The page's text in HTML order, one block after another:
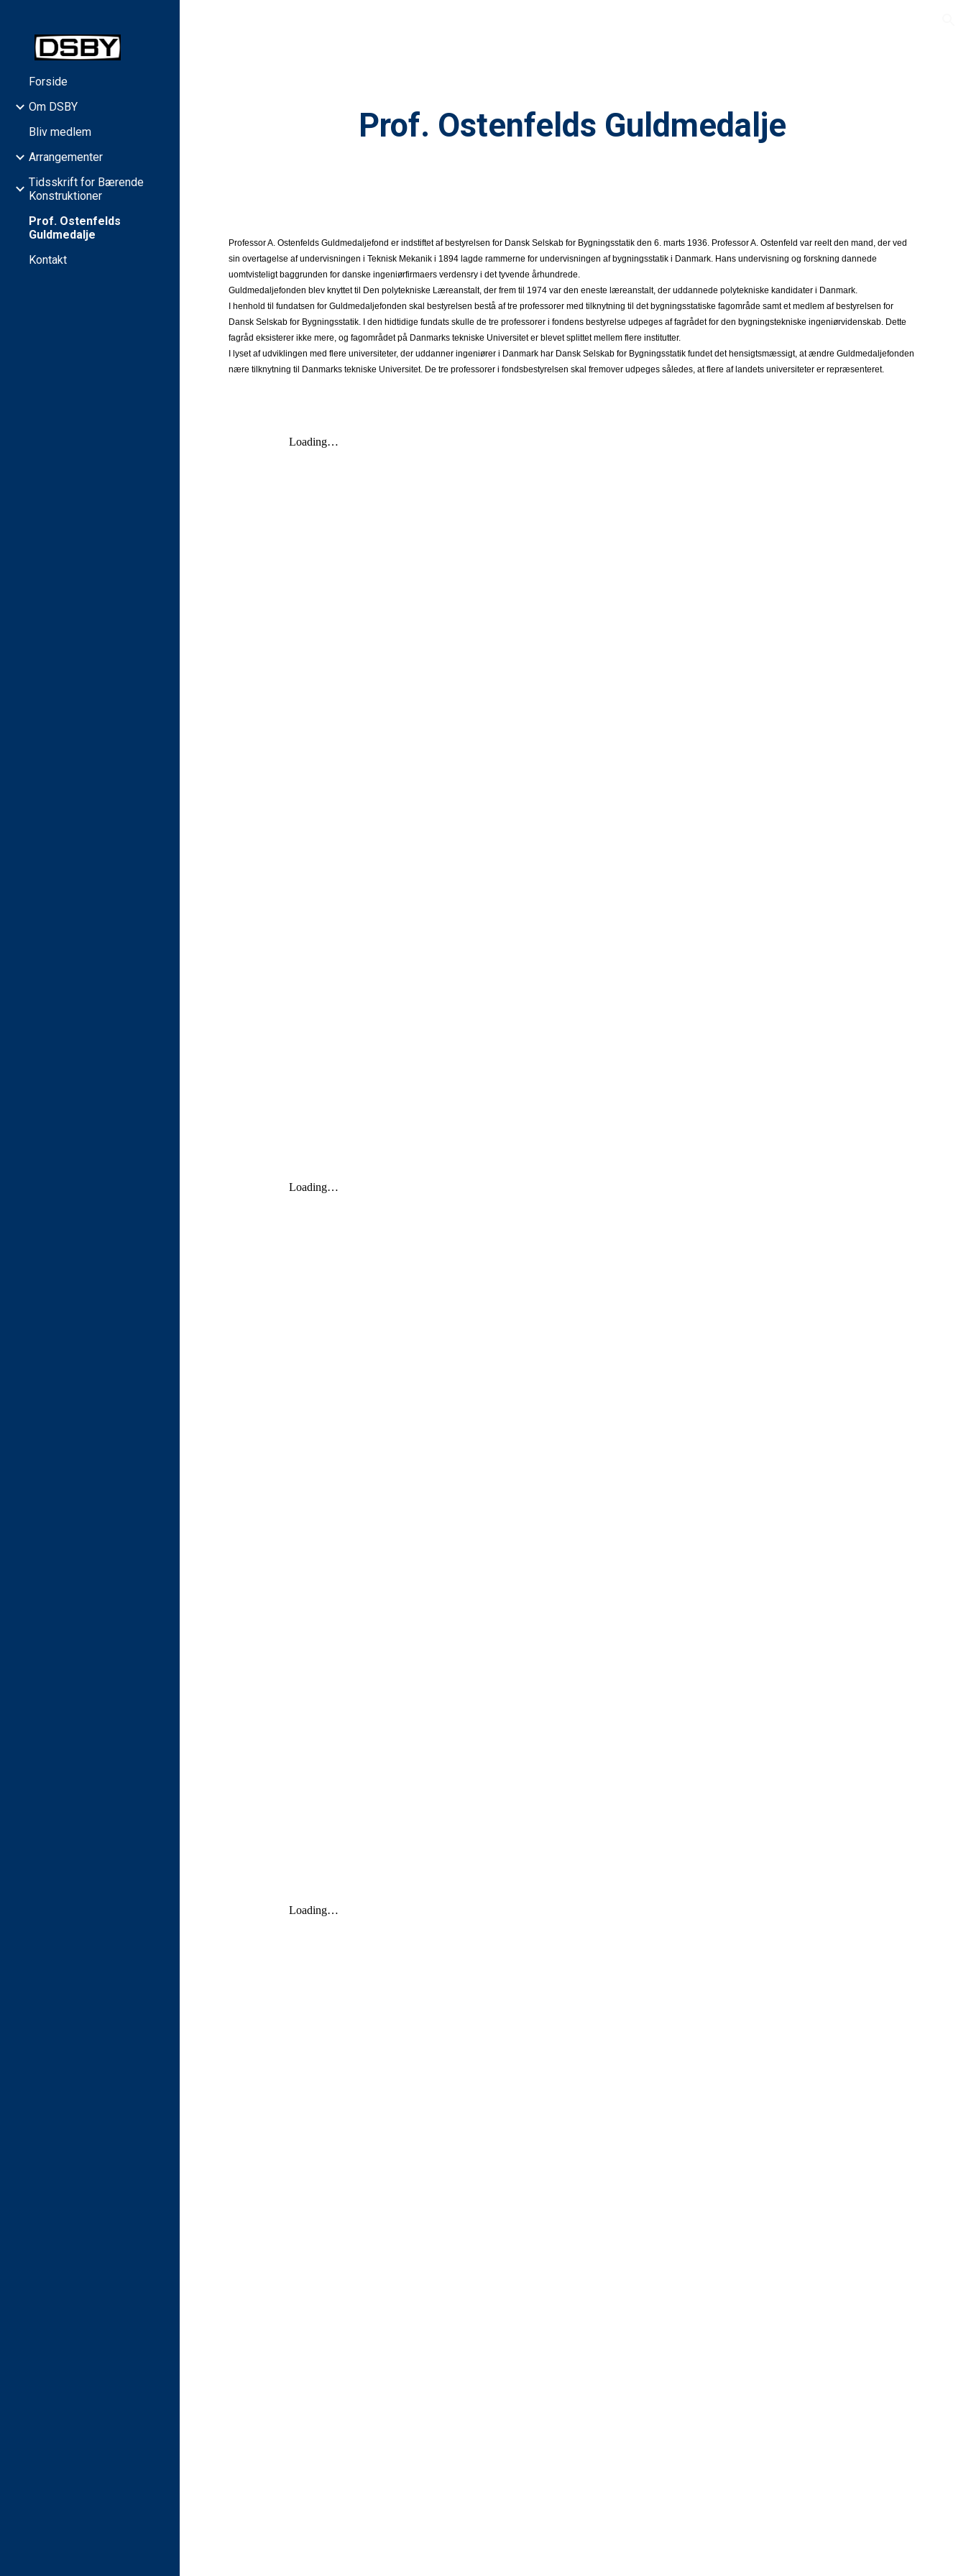
Forside
Om DSBY
Bliv medlem
Arrangementer
Tidsskrift for Bærende
Konstruktioner
Prof. Ostenfelds
Guldmedalje
Kontakt
Prof. Ostenfelds Guldmedalje
Professor A. Ostenfelds Guldmedaljefond er indstiftet af bestyrelsen for Dansk Selskab for Bygningsstatik den 6. marts 1936. Professor A. Ostenfeld var reelt den mand, der ved
sin overtagelse af undervisningen i Teknisk Mekanik i 1894 lagde rammerne for undervisningen af bygningsstatik i Danmark. Hans undervisning og forskning dannede
uomtvisteligt baggrunden for danske ingeniørfirmaers verdensry i det tyvende århundrede.
Guldmedaljefonden blev knyttet til Den polytekniske Læreanstalt, der frem til 1974 var den eneste læreanstalt, der uddannede polytekniske kandidater i Danmark.
I henhold til fundatsen for Guldmedaljefonden skal bestyrelsen bestå af tre professorer med tilknytning til det bygningsstatiske fagområde samt et medlem af bestyrelsen for
Dansk Selskab for Bygningsstatik. I den hidtidige fundats skulle de tre professorer i fondens bestyrelse udpeges af fagrådet for den bygningstekniske ingeniørvidenskab. Dette
fagråd eksisterer ikke mere, og fagområdet på Danmarks tekniske Universitet er blevet splittet mellem flere institutter.
I lyset af udviklingen med flere universiteter, der uddanner ingeniører i Danmark har Dansk Selskab for Bygningsstatik fundet det hensigtsmæssigt, at ændre Guldmedaljefonden
nære tilknytning til Danmarks tekniske Universitet. De tre professorer i fondsbestyrelsen skal fremover udpeges således, at flere af landets universiteter er repræsenteret.